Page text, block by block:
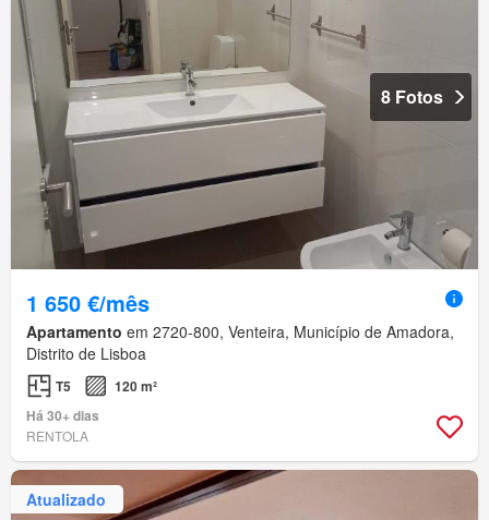
8 Fotos
1 650 €/mês
Apartamento em 2720-800, Venteira, Município de Amadora,
Distrito de Lisboa
T5
120 m²
Há 30+ dias
RENTOLA
Atualizado